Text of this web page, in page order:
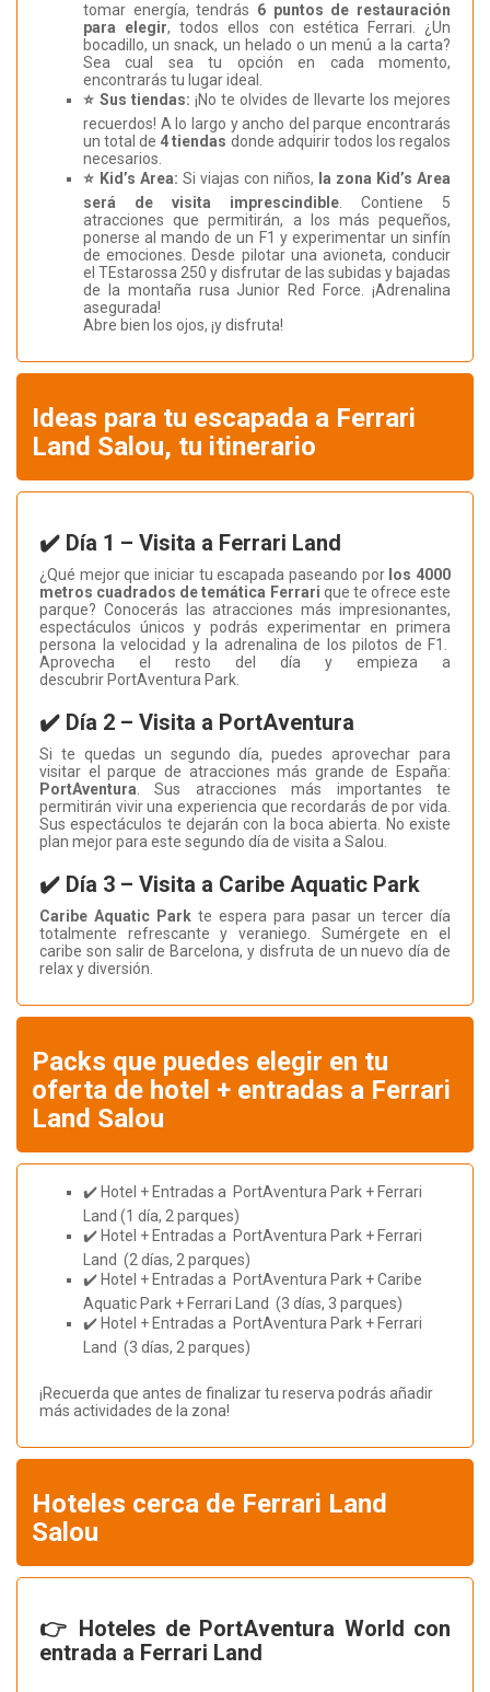
tomar energía, tendrás 6 puntos de restauración
para elegir, todos ellos con estética Ferrari. ¿Un
bocadillo, un snack, un helado o un menú a la carta?
Sea cual sea tu opción en cada momento,
encontrarás tu lugar ideal.
⭐ Sus tiendas: ¡No te olvides de llevarte los mejores
recuerdos! A lo largo y ancho del parque encontrarás
un total de 4 tiendas donde adquirir todos los regalos
necesarios.
⭐ Kid’s Area: Si viajas con niños, la zona Kid’s Area
será de visita imprescindible. Contiene 5
atracciones que permitirán, a los más pequeños,
ponerse al mando de un F1 y experimentar un sinfín
de emociones. Desde pilotar una avioneta, conducir
el TEstarossa 250 y disfrutar de las subidas y bajadas
de la montaña rusa Junior Red Force. ¡Adrenalina
asegurada!
Abre bien los ojos, ¡y disfruta!
Ideas para tu escapada a Ferrari
Land Salou, tu itinerario
✔️ Día 1 – Visita a Ferrari Land
¿Qué mejor que iniciar tu escapada paseando por los 4000
metros cuadrados de temática Ferrari que te ofrece este
parque? Conocerás las atracciones más impresionantes,
espectáculos únicos y podrás experimentar en primera
persona la velocidad y la adrenalina de los pilotos de F1.
Aprovecha el resto del día y empieza a
descubrir PortAventura Park.
✔️ Día 2 – Visita a PortAventura
Si te quedas un segundo día, puedes aprovechar para
visitar el parque de atracciones más grande de España:
PortAventura. Sus atracciones más importantes te
permitirán vivir una experiencia que recordarás de por vida.
Sus espectáculos te dejarán con la boca abierta. No existe
plan mejor para este segundo día de visita a Salou.
✔️ Día 3 – Visita a Caribe Aquatic Park
Caribe Aquatic Park te espera para pasar un tercer día
totalmente refrescante y veraniego. Sumérgete en el
caribe son salir de Barcelona, y disfruta de un nuevo día de
relax y diversión.
Packs que puedes elegir en tu
oferta de hotel + entradas a Ferrari
Land Salou
✔️ Hotel + Entradas a PortAventura Park + Ferrari
Land (1 día, 2 parques)
✔️ Hotel + Entradas a PortAventura Park + Ferrari
Land (2 días, 2 parques)
✔️ Hotel + Entradas a PortAventura Park + Caribe
Aquatic Park + Ferrari Land (3 días, 3 parques)
✔️ Hotel + Entradas a PortAventura Park + Ferrari
Land (3 días, 2 parques)
¡Recuerda que antes de finalizar tu reserva podrás añadir
más actividades de la zona!
Hoteles cerca de Ferrari Land
Salou
👉 Hoteles de PortAventura World con
entrada a Ferrari Land